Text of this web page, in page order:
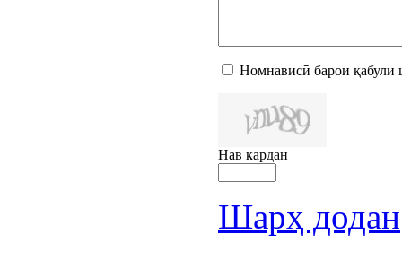
Номнависӣ барои қабули
Нав кардан
Шарҳ додан